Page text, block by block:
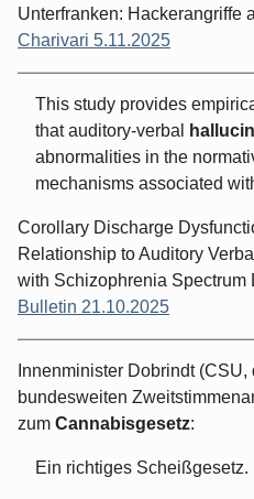
Unterfranken: Hackerangriffe
Charivari 5.11.2025
This study provides
that auditory-verbal
abnormalities in the
mechanisms associated
Corollary Discharge
Relationship to Auditory
with Schizophrenia Spectrum
Bulletin 21.10.2025
Innenminister Dobrindt
bundesweiten
zum Cannabisgesetz:
Ein richtiges Scheißgesetz.